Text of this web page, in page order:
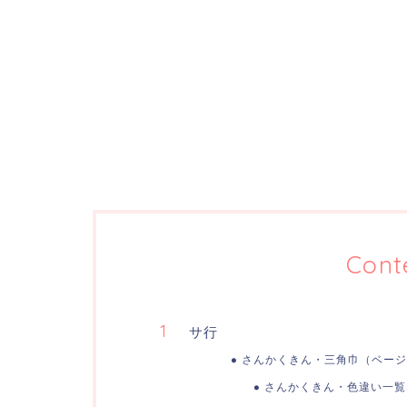
サ行
さんかくきん・三角巾（ベージ
さんかくきん・色違い一覧